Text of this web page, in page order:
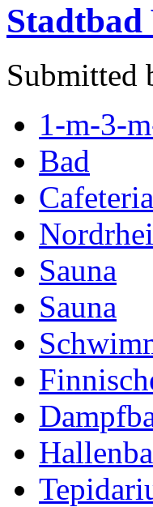
Stadtbad
Submitted
1-m-3-
Bad
Cafeteria
Sauna
Sauna